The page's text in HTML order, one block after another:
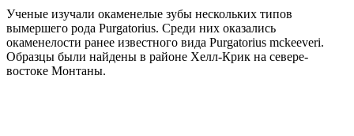
Ученые изучали окаменелые зубы нескольких типов
вымершего рода Purgatorius. Среди них оказались
окаменелости ранее известного вида Purgatorius mckeeveri.
Образцы были найдены в районе Хелл-Крик на севере-
востоке Монтаны.